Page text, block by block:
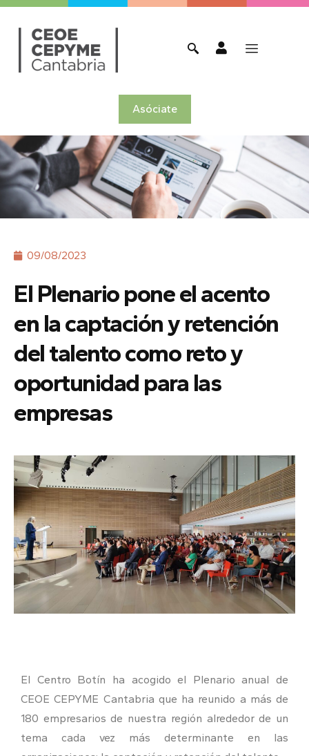
Asóciate
09/08/2023
El Plenario pone el acento
en la captación y retención
del talento como reto y
oportunidad para las
empresas
El Centro Botín ha acogido el Plenario anual de
CEOE CEPYME Cantabria que ha reunido a más de
180 empresarios de nuestra región alrededor de un
tema cada vez más determinante en las